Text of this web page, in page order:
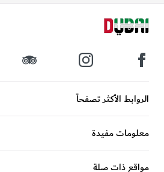
الأكثر تصفحاً
مفيدة
ذات صلة